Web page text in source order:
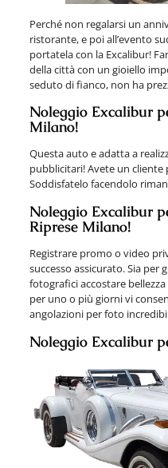
Perché non regalarsi un
ristorante, e poi all’evento
portatela con la Excalibur!
della città con un gioiello
seduto di fianco, non ha
Noleggio Excalibur
Milano!
Questa auto e adatta a
pubblicitari! Avete un
Soddisfatelo facendolo
Noleggio Excalibur
Riprese Milano!
Registrare promo o video
successo assicurato. Sia per
fotografici accostare
per uno o più giorni vi
angolazioni per foto
Noleggio Excalibur